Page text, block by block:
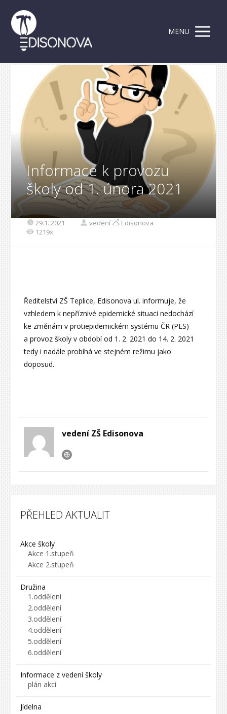
MENU
Informace k provozu
školy od 1. února 2021
29.1. 2021
vedení ZŠ Edisonova
1219x
Ředitelství ZŠ Teplice, Edisonova ul. informuje, že
vzhledem k nepříznivé epidemické situaci nedochází
ke změnám v protiepidemickém systému ČR (PES)
a provoz školy v období od 1. 2. 2021 do 14. 2. 2021
tedy i nadále probíhá ve stejném režimu jako
doposud.
vedení ZŠ Edisonova
PŘEHLED AKTUALIT
Akce školy
Akce 1.stupeň
Akce 2.stupeň
Družina
1.oddělení
2.oddělení
3.oddělení
4.oddělení
5.oddělení
6.oddělení
Informace z vedení školy
plán akcí
Jídelna